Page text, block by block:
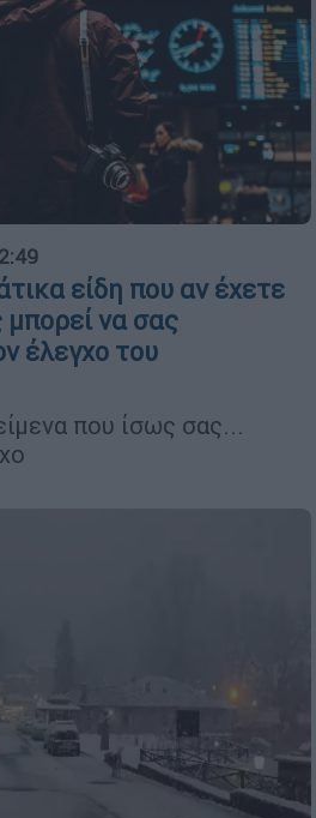
είδη που αν έχετε
να σας
έλεγχο του
που ίσως σας...